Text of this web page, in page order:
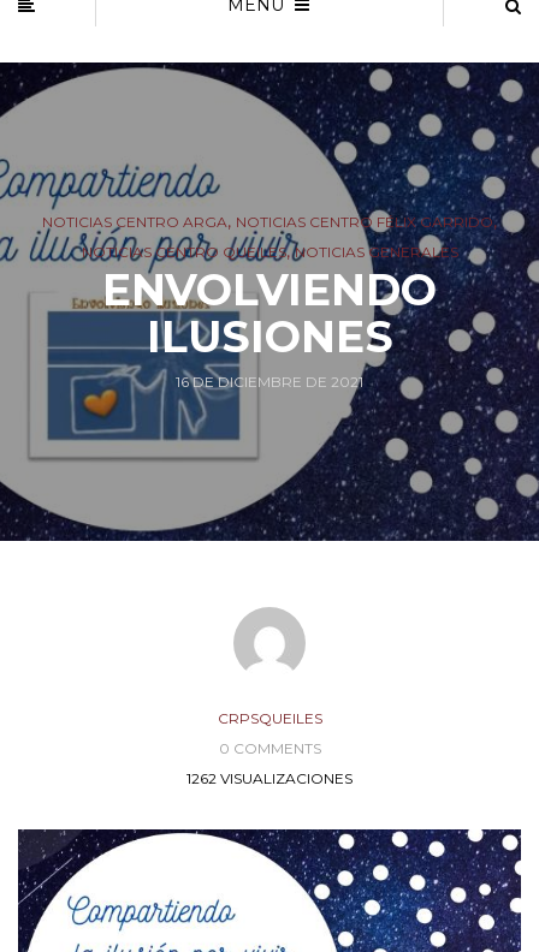
MENU
NOTICIAS CENTRO ARGA, NOTICIAS CENTRO FÉLIX GARRIDO,
NOTICIAS CENTRO QUEILES,NOTICIAS GENERALES
ENVOLVIENDO
ILUSIONES
16 DE DICIEMBRE DE 2021
CRPSQUEILES
0 COMMENTS
1262 VISUALIZACIONES